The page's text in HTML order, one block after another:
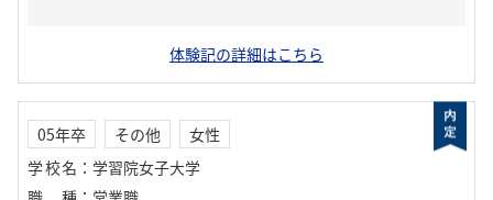
体験記の詳細はこちら
05年卒 その他
女性
学校名 ： 学習院女子大学